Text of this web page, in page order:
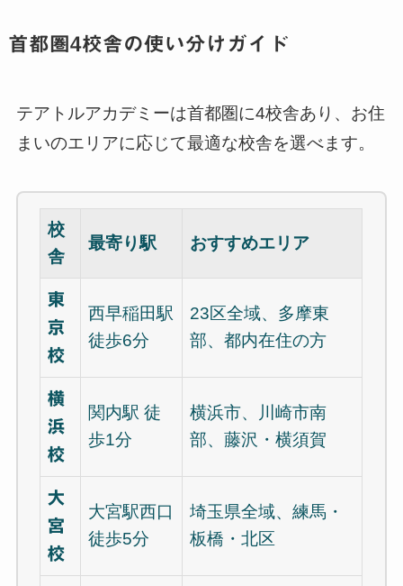
首都圏4校舎の使い分けガイド
テアトルアカデミーは首都圏に4校舎あり、お住
まいのエリアに応じて最適な校舎を選べます。
校
舎
最寄り駅 おすすめエリア
東
京
校
西早稲田駅
徒歩6分
23区全域、多摩東
部、都内在住の方
横
浜
校
関内駅 徒
歩1分
横浜市、川崎市南
部、藤沢・横須賀
大
宮
校
大宮駅西口
徒歩5分
埼玉県全域、練馬・
板橋・北区